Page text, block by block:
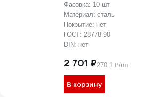
Фасовка: 10 шт
Материал: сталь
Покрытие: нет
ГОСТ: 28778-90
DIN: нет
2 701 ₽270.1 ₽/шт
В корзину